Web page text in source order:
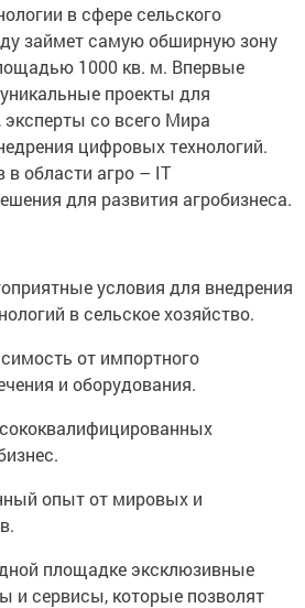
в сфере сельского
займет самую обширную зону
1000 кв. м. Впервые
проекты для
эксперты со всего Мира
цифровых технологий.
в области агро – IT
для развития агробизнеса.
условия для внедрения
в сельское хозяйство.
от импортного
и оборудования.
опыт от мировых и
площадке эксклюзивные
и сервисы, которые позволят